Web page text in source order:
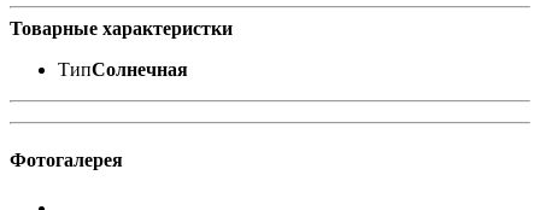
Товарные характеристки
ТипСолнечная
Фотогалерея